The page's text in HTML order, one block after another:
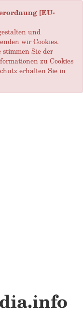
[EU-
und
wir Cookies.
Sie der
zu Cookies
erhalten Sie in